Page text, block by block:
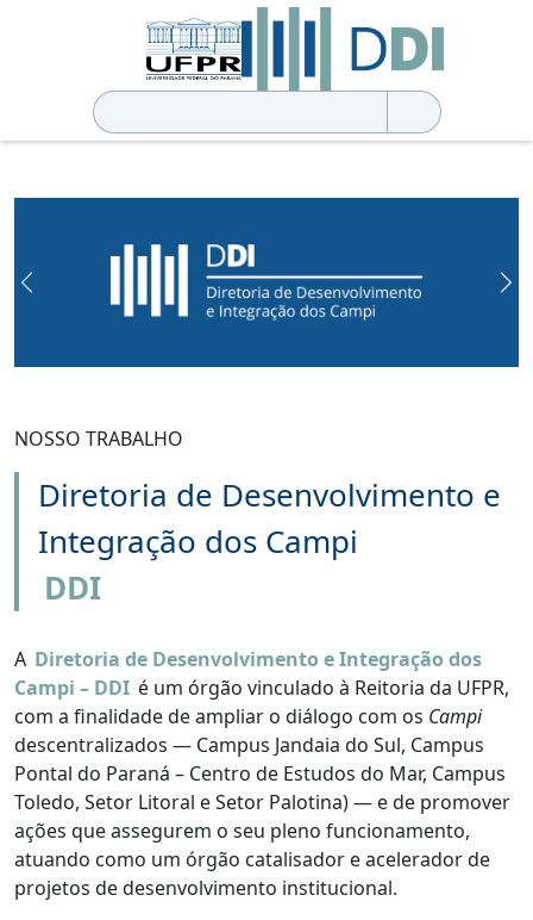
Pesquisar
por:
Previous
NOSSO TRABALHO
Diretoria de Desenvolvimento e
Integração dos Campi
DDI
A Diretoria de Desenvolvimento e Integração dos
Campi – DDI é um órgão vinculado à Reitoria da UFPR,
com a finalidade de ampliar o diálogo com os Campi
descentralizados — Campus Jandaia do Sul, Campus
Pontal do Paraná – Centro de Estudos do Mar, Campus
Toledo, Setor Litoral e Setor Palotina) — e de promover
ações que assegurem o seu pleno funcionamento,
atuando como um órgão catalisador e acelerador de
projetos de desenvolvimento institucional.